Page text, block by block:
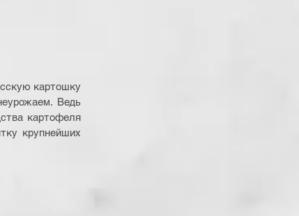
картошку
Ведь
картофеля
крупнейших